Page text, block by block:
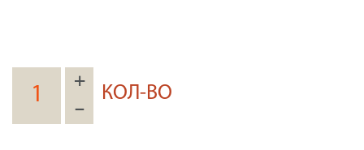
+
–
КОЛ-ВО